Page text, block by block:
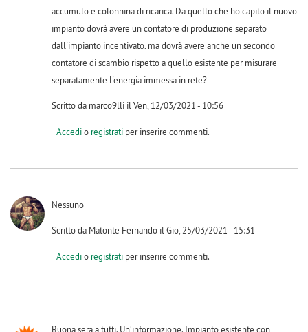
accumulo e colonnina di ricarica. Da quello che ho capito il nuovo
impianto dovrà avere un contatore di produzione separato
dall'impianto incentivato. ma dovrà avere anche un secondo
contatore di scambio rispetto a quello esistente per misurare
separatamente l'energia immessa in rete?
Scritto da marco9lli il Ven, 12/03/2021 - 10:56
Accedio registratiper inserire commenti.
Nessuno
Scritto da Matonte Fernando il Gio, 25/03/2021 - 15:31
Accedio registratiper inserire commenti.
Buona sera a tutti. Un’informazione. Impianto esistente con